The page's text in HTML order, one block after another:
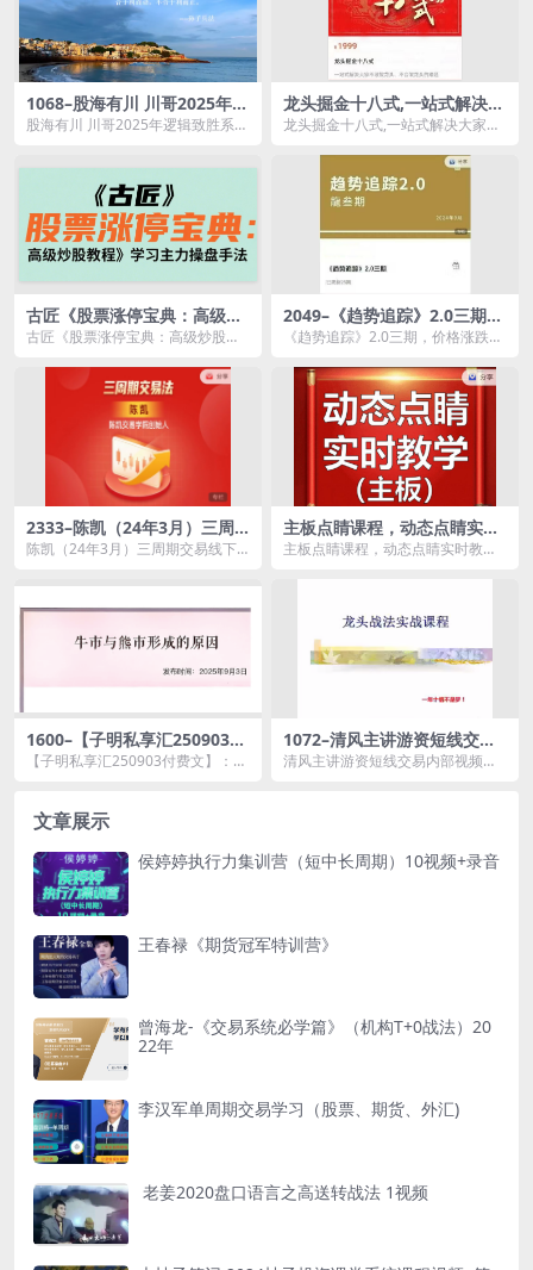
1068–股海有川 川哥2025年逻
辑致胜系统课程
股海有川 川哥2025年逻辑致胜系统
龙头掘金十八式,一站式解决大
家不敢做龙头、不会做龙头的
龙头掘金十八式,一站式解决大家不
简介： ...
古匠《股票涨停宝典：高级炒
股教程》学习主力操盘手法
古匠《股票涨停宝典：高级炒股教
职业操盘手培训教程...
2049–《趋势追踪》2.0三期，
价格涨跌的极致转换 期货课程
《趋势追踪》2.0三期，价格涨跌的
2333–陈凯（24年3月）三周
期交易线下强化班
陈凯（24年3月）三周期交易线下
主板点睛课程，动态点睛实时
教学
主板点睛课程，动态点睛实时教学
1600–【子明私享汇250903付
费文】：牛市与熊市形成的原
【子明私享汇250903付费文】：牛
1072–清风主讲游资短线交易
内部视频，龙头战法实战课程
清风主讲游资短线交易内部视频，
文章展示
侯婷婷执行力集训营（短中长周期）10视频+录音
王春禄《期货冠军特训营》
曾海龙-《交易系统必学篇》（机构T+0战法）20
22年
李汉军单周期交易学习（股票、期货、外汇)
老姜2020盘口语言之高送转战法 1视频